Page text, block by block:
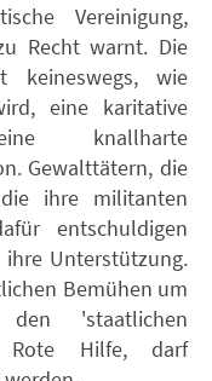
Vereinigung,
Recht warnt. Die
keineswegs, wie
eine karitative
knallharte
Gewalttätern, die
ihre militanten
entschuldigen
Unterstützung.
Bemühen um
'staatlichen
Rote Hilfe, darf